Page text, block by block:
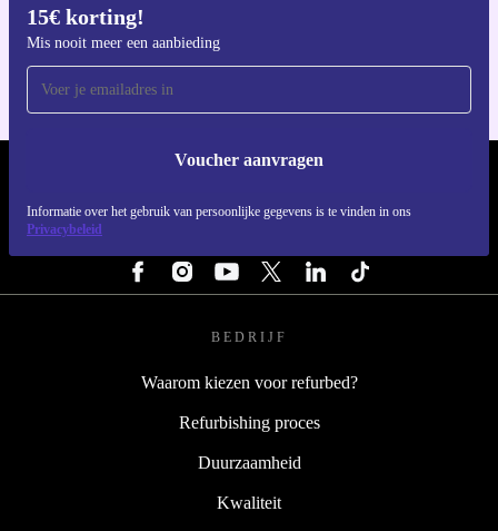
15€ korting!
Mis nooit meer een aanbieding
Voucher aanvragen
Informatie over het gebruik van persoonlijke gegevens is te vinden in ons
Privacybeleid
BEDRIJF
Waarom kiezen voor refurbed?
Refurbishing proces
Duurzaamheid
Kwaliteit